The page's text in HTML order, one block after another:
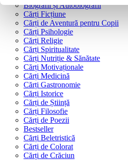
Biografii și Autobiografii
Cărți Ficțiune
Cărți de Aventură pentru Copii
Cărți Psihologie
Cărți Religie
Cărți Spiritualitate
Cărți Nutriție & Sănătate
Cărți Motivaționale
Cărți Medicină
Cărți Gastronomie
Cărți Istorice
Cărți de Știință
Cărți Filosofie
Cărți de Poezii
Bestseller
Cărți Beletristică
Cărți de Colorat
Cărți de Crăciun